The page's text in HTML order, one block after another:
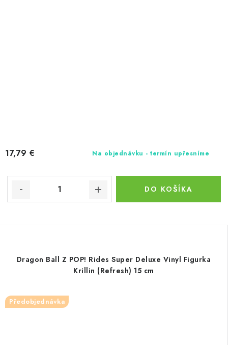
Na objednávku - termín upřesníme
17,79 €
DO KOŠÍKA
Dragon Ball Z POP! Rides Super Deluxe Vinyl Figurka
Krillin (Refresh) 15 cm
Předobjednávka